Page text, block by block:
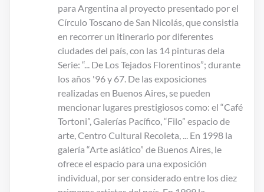
para Argentina al proyecto presentado por el
Círculo Toscano de San Nicolás, que consistia
en recorrer un itinerario por diferentes
ciudades del país, con las 14 pinturas dela
Serie: “... De Los Tejados Florentinos”; durante
los años '96 y 67. De las exposiciones
realizadas en Buenos Aires, se pueden
mencionar lugares prestigiosos como: el “Café
Tortoni”, Galerías Pacífico, “Filo” espacio de
arte, Centro Cultural Recoleta, ... En 1998 la
galería “Arte asiático” de Buenos Aires, le
ofrece el espacio para una exposición
individual, por ser considerado entre los diez